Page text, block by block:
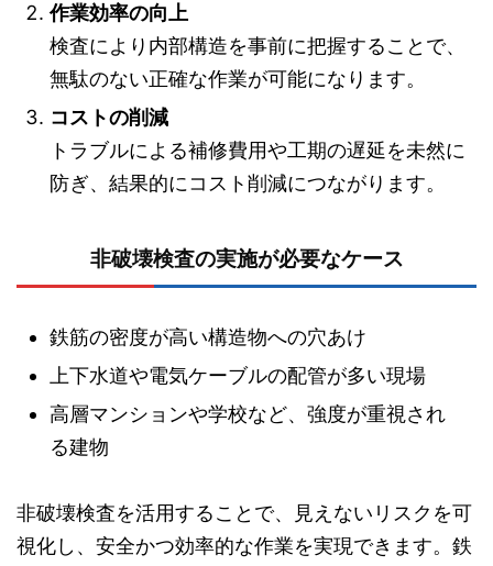
作業効率の向上
検査により内部構造を事前に把握することで、
無駄のない正確な作業が可能になります。
コストの削減
トラブルによる補修費用や工期の遅延を未然に
防ぎ、結果的にコスト削減につながります。
非破壊検査の実施が必要なケース
鉄筋の密度が高い構造物への穴あけ
上下水道や電気ケーブルの配管が多い現場
高層マンションや学校など、強度が重視され
る建物
非破壊検査を活用することで、見えないリスクを可
視化し、安全かつ効率的な作業を実現できます。鉄